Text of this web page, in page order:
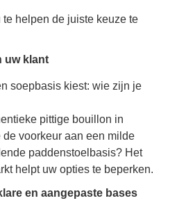
helpen de juiste keuze te
uw klant
soepbasis kiest: wie zijn je
pittige bouillon in
voorkeur aan een milde
paddenstoelbasis? Het
helpt uw ​​opties te beperken.
en aangepaste bases